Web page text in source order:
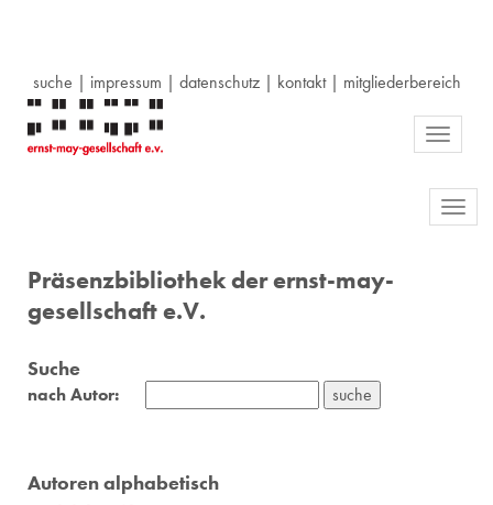
suche | impressum | datenschutz| kontakt| mitgliederbereich
Toggle
Präsenzbibliothek der ernst-may-
gesellschaft e.V.
Suche
nach Autor:
Autoren alphabetisch